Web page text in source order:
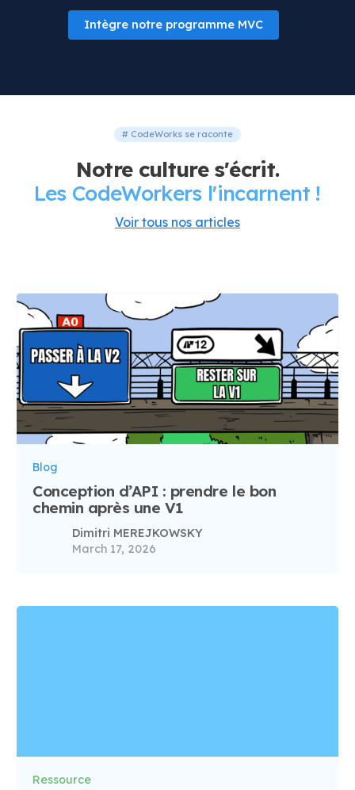
Intègre notre programme MVC
# CodeWorks se raconte
Notre culture s'écrit.
Les CodeWorkers l'incarnent !
Voir tous nos articles
Blog
Conception d’API : prendre le bon
chemin après une V1
Dimitri MEREJKOWSKY
March 17, 2026
Ressource